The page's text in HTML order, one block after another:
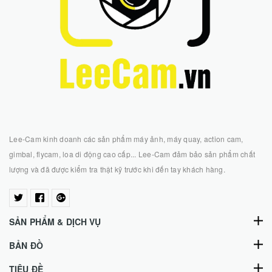
Lee-Cam kinh doanh các sản phẩm máy ảnh, máy quay, action cam,
gimbal, flycam, loa di động cao cấp... Lee-Cam đảm bảo sản phẩm chất
lượng và đã được kiểm tra thật kỹ trước khi đến tay khách hàng.
SẢN PHẨM & DỊCH VỤ
BẢN ĐỒ
TIÊU ĐỀ